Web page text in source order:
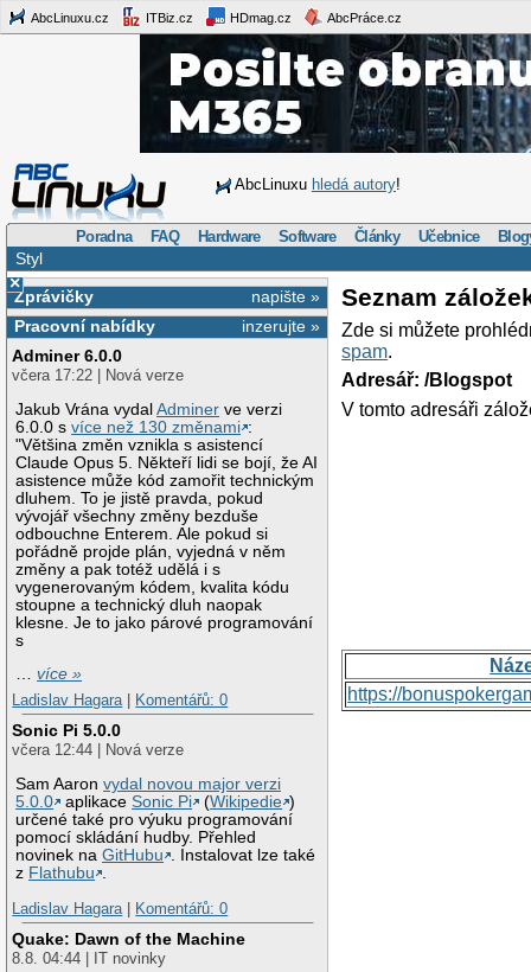
AbcLinuxu.cz ITBiz.cz HDmag.cz AbcPráce.cz
AbcLinuxu hledá autory!
Poradna FAQ Hardware Software Články Učebnice
Styl
×
napište »
Zprávičky
inzerujte »
Pracovní nabídky
Adminer 6.0.0
včera 17:22 | Nová verze
Jakub Vrána vydalAdminer ve verzi
6.0.0 svíce než 130 změnami :
"Většina změn vznikla s asistencí
Claude Opus 5. Někteří lidi se bojí, že AI
asistence může kód zamořit technickým
dluhem. To je jistě pravda, pokud
vývojář všechny změny bezduše
odbouchne Enterem. Ale pokud si
pořádně projde plán, vyjedná v něm
změny a pak totéž udělá i s
vygenerovaným kódem, kvalita kódu
stoupne a technický dluh naopak
klesne. Je to jako párové programování
s
…více »
Ladislav Hagara
Komentářů: 0
Sonic Pi 5.0.0
včera 12:44 | Nová verze
Sam Aaronvydal novou major verzi
5.0.0
aplikaceSonic Pi (Wikipedie )
určené také pro výuku programování
pomocí skládání hudby. Přehled
novinek naGitHubu . Instalovat lze také
z Flathubu .
Ladislav Hagara
Komentářů: 0
Quake: Dawn of the Machine
8.8. 04:44 | IT novinky
Seznam
Zde si můžete
spam.
Adresář: /Blogspot
V tomto adresáři
https://